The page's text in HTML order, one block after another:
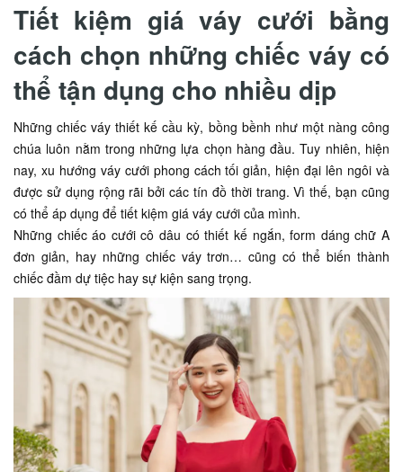
Tiết kiệm giá váy cưới bằng
cách chọn những chiếc váy có
thể tận dụng cho nhiều dịp
Những chiếc váy thiết kế cầu kỳ, bồng bềnh như một nàng công
chúa luôn nằm trong những lựa chọn hàng đầu. Tuy nhiên, hiện
nay, xu hướng váy cưới phong cách tối giản, hiện đại lên ngôi và
được sử dụng rộng rãi bởi các tín đồ thời trang. Vì thế, bạn cũng
có thể áp dụng để tiết kiệm giá váy cưới của mình.
Những chiếc áo cưới cô dâu có thiết kế ngắn, form dáng chữ A
đơn giản, hay những chiếc váy trơn… cũng có thể biến thành
chiếc đầm dự tiệc hay sự kiện sang trọng.